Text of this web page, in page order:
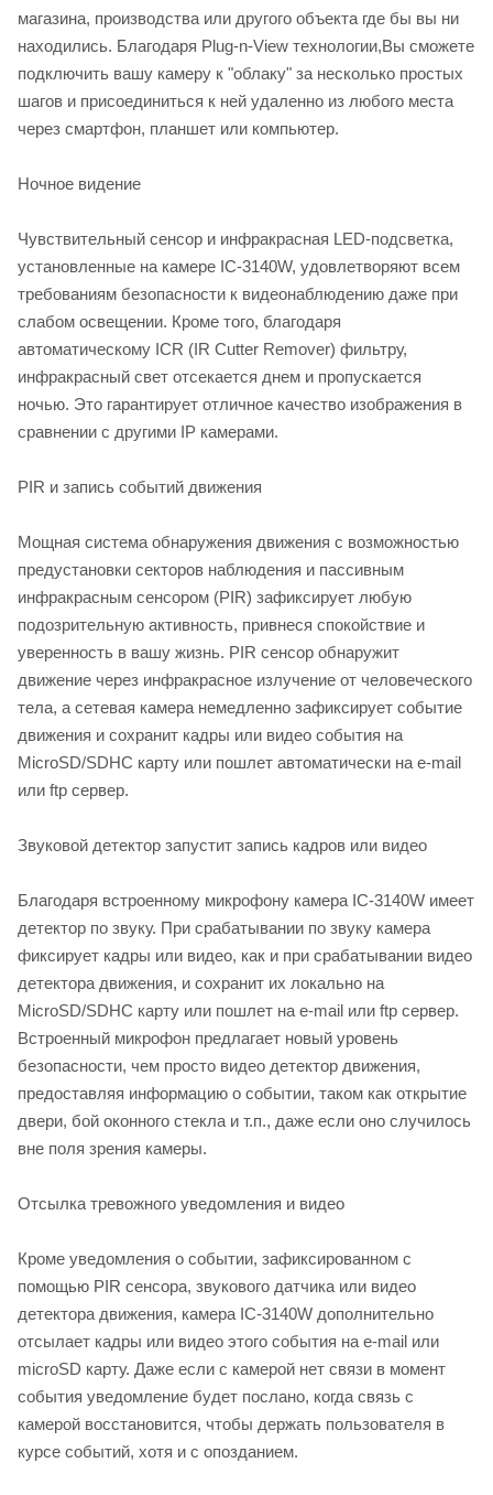
магазина, производства или другого объекта где бы вы ни
находились. Благодаря Plug-n-View технологии,Вы сможете
подключить вашу камеру к "облаку" за несколько простых
шагов и присоединиться к ней удаленно из любого места
через смартфон, планшет или компьютер.
Ночное видение
Чувствительный сенсор и инфракрасная LED-подсветка,
установленные на камере IC-3140W, удовлетворяют всем
требованиям безопасности к видеонаблюдению даже при
слабом освещении. Кроме того, благодаря
автоматическому ICR (IR Cutter Remover) фильтру,
инфракрасный свет отсекается днем и пропускается
ночью. Это гарантирует отличное качество изображения в
сравнении с другими IP камерами.
PIR и запись событий движения
Мощная система обнаружения движения с возможностью
предустановки секторов наблюдения и пассивным
инфракрасным сенсором (PIR) зафиксирует любую
подозрительную активность, привнеся спокойствие и
уверенность в вашу жизнь. PIR сенсор обнаружит
движение через инфракрасное излучение от человеческого
тела, а сетевая камера немедленно зафиксирует событие
движения и сохранит кадры или видео события на
MicroSD/SDHC карту или пошлет автоматически на e-mail
или ftp сервер.
Звуковой детектор запустит запись кадров или видео
Благодаря встроенному микрофону камера IC-3140W имеет
детектор по звуку. При срабатывании по звуку камера
фиксирует кадры или видео, как и при срабатывании видео
детектора движения, и сохранит их локально на
MicroSD/SDHC карту или пошлет на e-mail или ftp сервер.
Встроенный микрофон предлагает новый уровень
безопасности, чем просто видео детектор движения,
предоставляя информацию о событии, таком как открытие
двери, бой оконного стекла и т.п., даже если оно случилось
вне поля зрения камеры.
Отсылка тревожного уведомления и видео
Кроме уведомления о событии, зафиксированном с
помощью PIR сенсора, звукового датчика или видео
детектора движения, камера IC-3140W дополнительно
отсылает кадры или видео этого события на e-mail или
microSD карту. Даже если с камерой нет связи в момент
события уведомление будет послано, когда связь с
камерой восстановится, чтобы держать пользователя в
курсе событий, хотя и с опозданием.